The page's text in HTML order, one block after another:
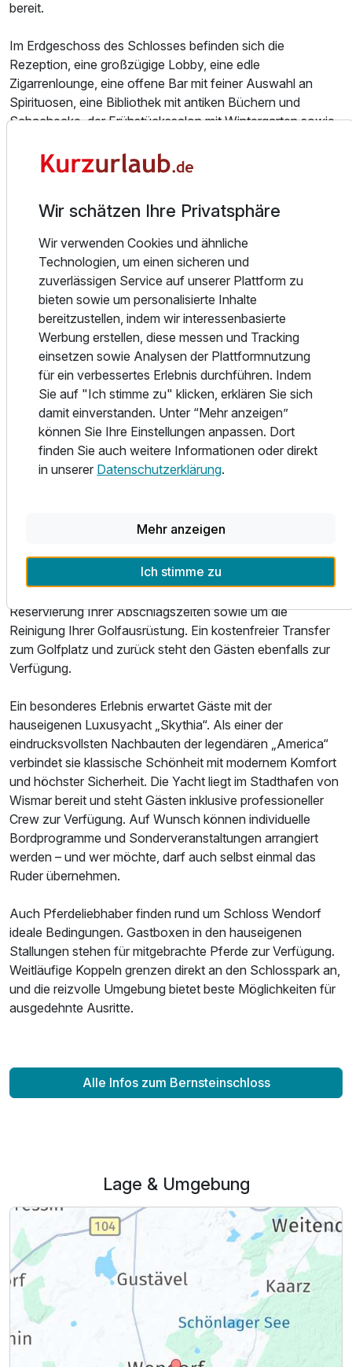
Zusatznächte
Für 7 Tage p.P. ab469,00 €
1 Erwachsenen
Ausstattung
Zusatznächte
Für 7 Tage p.P. ab748,00 €
Suite/n
2 Erwachsene und 2 Kinder
Ausstattung
Zusatznächte
Für 7 Tage p.P. ab709,00 €
bereit.
Im Erdgeschoss des Schlosses befinden sich die
Rezeption, eine großzügige Lobby, eine edle
Zigarrenlounge, eine offene Bar mit feiner Auswahl an
Spirituosen, eine Bibliothek mit antiken Büchern und
Schachecke, der Frühstückssalon mit Wintergarten sowie
Schlosspark.
verschiedene Räumlichkeiten zur Verfügung: das
das ehemalige Musikzimmer sowie die Orangerie mit Platz
für bis zu 45 Personen.
Auch der hauseigene Spa-Bereich präsentiert sich fürstlich
fein und bietet direkten Zugang zum Schlosspark. Bio-
Sauna, Finnische Sauna, Dampfbad, Erlebnisdusche,
Massage- und Kosmetikangebote, Ruhezonen,
Fitnessbereich und Yogaraum sorgen für vollkommene
Entspannung.
Freizeit in Wendorf und Umgebung
Nur 8 Kilometer vom Schlosshotel entfernt liegt die
spektakulären und prämierten Linkscourse WINSTONlinks
sowie der 9-Löcher-Anlage WINSTONkranich bietet sie
Golfern jeder Spielklasse die passende Herausforderung.
Das Team des Schlosshotels kümmert sich gerne um die
Reservierung Ihrer Abschlagszeiten sowie um die
Reinigung Ihrer Golfausrüstung. Ein kostenfreier Transfer
zum Golfplatz und zurück steht den Gästen ebenfalls zur
Verfügung.
Ein besonderes Erlebnis erwartet Gäste mit der
hauseigenen Luxusyacht „Skythia“. Als einer der
eindrucksvollsten Nachbauten der legendären „America“
verbindet sie klassische Schönheit mit modernem Komfort
und höchster Sicherheit. Die Yacht liegt im Stadthafen von
Wismar bereit und steht Gästen inklusive professioneller
Crew zur Verfügung. Auf Wunsch können individuelle
Bordprogramme und Sonderveranstaltungen arrangiert
werden – und wer möchte, darf auch selbst einmal das
Ruder übernehmen.
Auch Pferdeliebhaber finden rund um Schloss Wendorf
ideale Bedingungen. Gastboxen in den hauseigenen
Stallungen stehen für mitgebrachte Pferde zur Verfügung.
Weitläufige Koppeln grenzen direkt an den Schlosspark an,
und die reizvolle Umgebung bietet beste Möglichkeiten für
ausgedehnte Ausritte.
Alle Infos zum Bernsteinschloss
Lage & Umgebung
Wir schätzen Ihre Privatsphäre
Wir verwenden Cookies und ähnliche
Technologien, um einen sicheren und
zuverlässigen Service auf unserer Plattform zu
bieten sowie um personalisierte Inhalte
bereitzustellen, indem wir interessenbasierte
Werbung erstellen, diese messen und Tracking
einsetzen sowie Analysen der Plattformnutzung
für ein verbessertes Erlebnis durchführen. Indem
Sie auf "Ich stimme zu" klicken, erklären Sie sich
damit einverstanden. Unter “Mehr anzeigen”
können Sie Ihre Einstellungen anpassen. Dort
finden Sie auch weitere Informationen oder direkt
in unserer Datenschutzerklärung.
Mehr anzeigen
Ich stimme zu